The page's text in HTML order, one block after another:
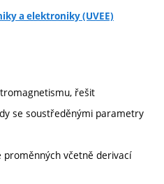
a elektroniky (UVEE)
řešit
se soustředěnými parametry
včetně derivací